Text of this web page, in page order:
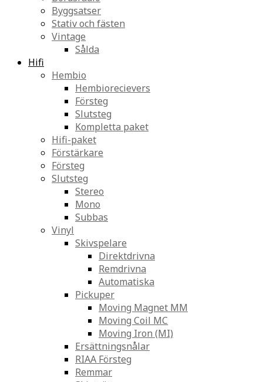
Byggsatser
Stativ och fästen
Vintage
Sålda
Hifi
Hembio
Hembiorecievers
Försteg
Slutsteg
Kompletta paket
Hifi-paket
Förstärkare
Försteg
Slutsteg
Stereo
Mono
Subbas
Vinyl
Skivspelare
Direktdrivna
Remdrivna
Automatiska
Pickuper
Moving Magnet MM
Moving Coil MC
Moving Iron (MI)
Ersättningsnålar
RIAA Försteg
Remmar